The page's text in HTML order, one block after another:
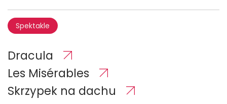
Spektakle
Dracula
Les Misérables
Skrzypek na dachu